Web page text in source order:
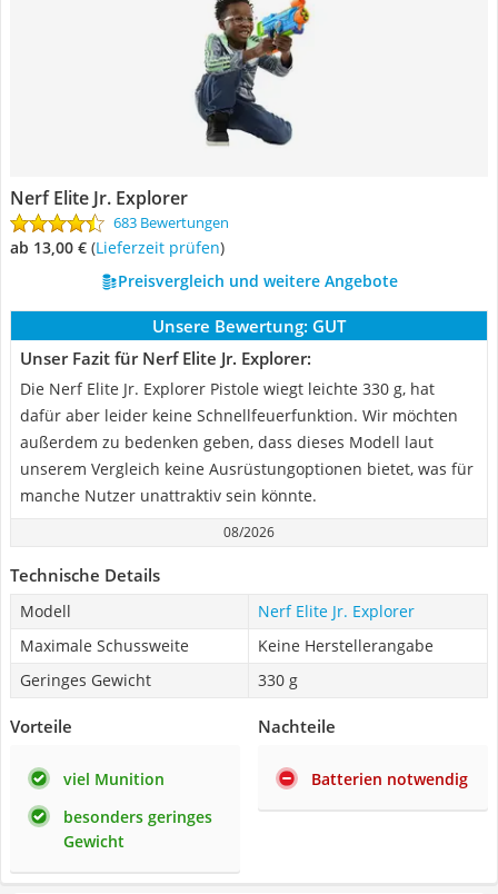
Nerf Elite Jr. Explorer
683 Bewertungen
ab 13,00 € (Lieferzeit prüfen)
Preisvergleich und weitere Angebote
Unsere Bewertung: GUT
Unser Fazit für Nerf Elite Jr. Explorer:
Die Nerf Elite Jr. Explorer Pistole wiegt leichte 330 g, hat
dafür aber leider keine Schnellfeuerfunktion. Wir möchten
außerdem zu bedenken geben, dass dieses Modell laut
unserem Vergleich keine Ausrüstungoptionen bietet, was für
manche Nutzer unattraktiv sein könnte.
08/2026
Technische Details
Modell
Nerf Elite Jr. Explorer
Maximale Schussweite
Keine Herstellerangabe
Geringes Gewicht
330 g
Vorteile
viel Munition
besonders geringes
Gewicht
Nachteile
Batterien notwendig